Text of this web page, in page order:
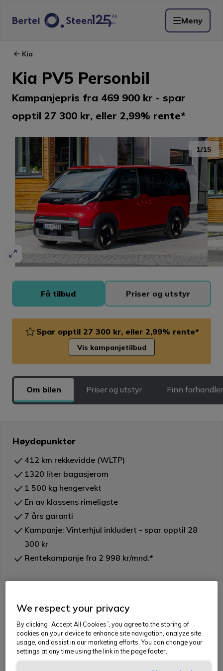
Meny
Kia
Kia PV5 Personbil
Kampanjepris fra 469 900 kr - spar
opptil 27 300 kr, eller 2,99% rente*
1/15
Få tilbud Priser og utstyr
Spar opptil 27 300 kr, eller 2,99% rente*
Vis kampanjetilbud
Om bilen Priser og utstyr Finn forhandler
familien mer plass enn du trodde var
mulig. Lys, luftig og smart – full av
varme, komfort og en bil du vil trives i
hele året.
Høydepunkter
412 km rekkevidde (WLTP)
1320 liter bagasjerom
1 500 kg hengervekt
En av klassens rimeligste
7 års garanti
Kampanje: Vinterhjul inkludert - spar opptil 28
300 kr
Rentekampanje fra 2 998 kr/mnd.*
We respect your privacy
By clicking “Accept All Cookies”, you agree to the storing of
cookies on your device to enhance site navigation, analyze site
usage, and assist in our marketing efforts. You can change your
settings at any time using the link in the page footer.